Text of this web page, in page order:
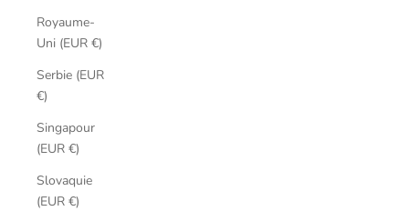
Royaume-
Uni (EUR €)
Serbie (EUR
€)
Singapour
(EUR €)
Slovaquie
(EUR €)